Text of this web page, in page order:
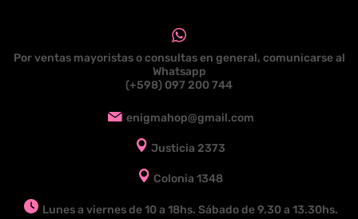
Por ventas mayoristas o consultas en general, comunicarse al
Whatsapp
(+598) 097 200 744
enigmahop@gmail.com
Justicia 2373
Colonia 1348
Lunes a viernes de 10 a 18hs. Sábado de 9.30 a 13.30hs.